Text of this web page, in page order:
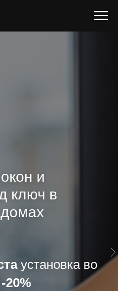
и
ключ в
установка во
-20%